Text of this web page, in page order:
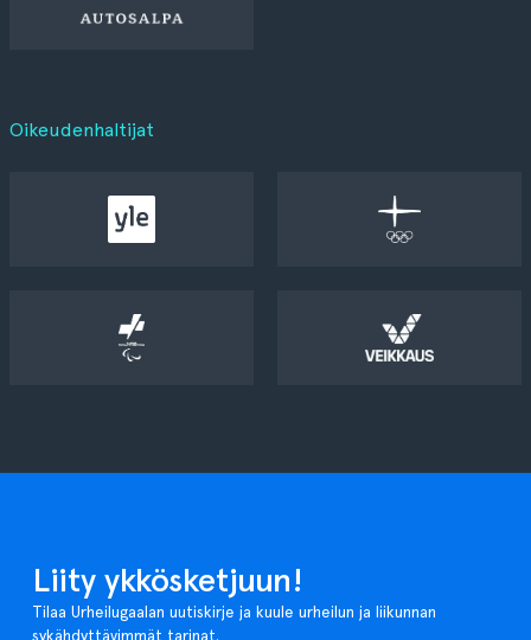
Oikeudenhaltijat
Liity ykkösketjuun!
Tilaa Urheilugaalan uutiskirje ja kuule urheilun ja liikunnan
sykähdyttävimmät tarinat.